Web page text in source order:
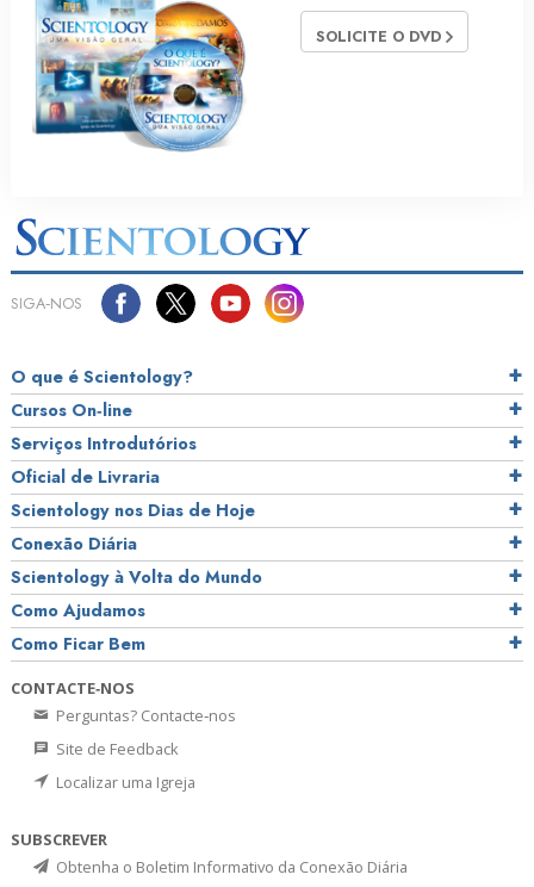
SOLICITE O DVD
SIGA‑NOS
O que é Scientology?
Cursos On‑line
Serviços Introdutórios
Oficial de Livraria
Scientology nos Dias de Hoje
Conexão Diária
Scientology à Volta do Mundo
Como Ajudamos
Como Ficar Bem
CONTACTE‑NOS
Perguntas? Contacte‑nos
Site de Feedback
Localizar uma Igreja
SUBSCREVER
Obtenha o Boletim Informativo da Conexão Diária